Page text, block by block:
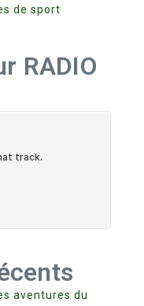
de sport
RADIO
aventures du